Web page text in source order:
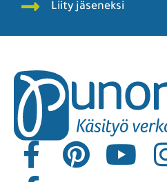
Liity jäseneksi